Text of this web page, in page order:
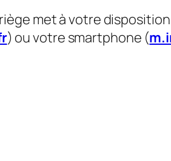
met à votre
) ou votre smartphone (